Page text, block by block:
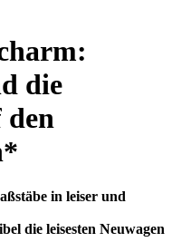
die
den
in leiser und
die leisesten Neuwagen